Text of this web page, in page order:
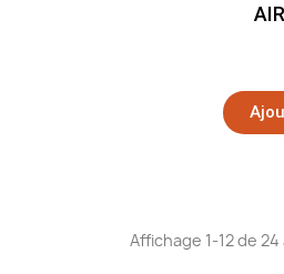
Affichage 1-12 de